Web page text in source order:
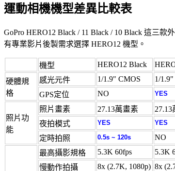
運動相機機型差異比較表
GoPro HERO12 Black / 11 Black / 10 Black 這三
有專業影片後製需求選擇 HERO12 機型。
機型 HERO12 Black
硬體規
格
感光元件 1/1.9" CMOS 1/
GPS定位
NO YES
照片功
能
照片畫素 27.13萬畫素
夜拍模式
YES YES
定時拍照
0.5s ~ 120s NO
最高攝影規格 5.3K 60fps 5.3K
慢動作拍攝
8x (2.7K, 1080p) 8x